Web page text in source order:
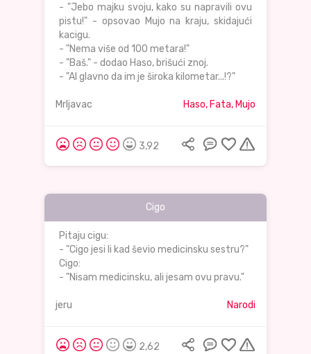
- "Jebo majku svoju, kako su napravili ovu
pistu!" - opsovao Mujo na kraju, skidajući
kacigu.
- "Nema više od 100 metara!"
- "Baš." - dodao Haso, brišući znoj.
- "Al glavno da im je široka kilometar...!?"
Mrljavac Haso, Fata, Mujo
3,92
Cigo
Pitaju cigu:
- "Cigo jesi li kad ševio medicinsku sestru?"
Cigo:
- "Nisam medicinsku, ali jesam ovu pravu."
jeru Narodi
2,62